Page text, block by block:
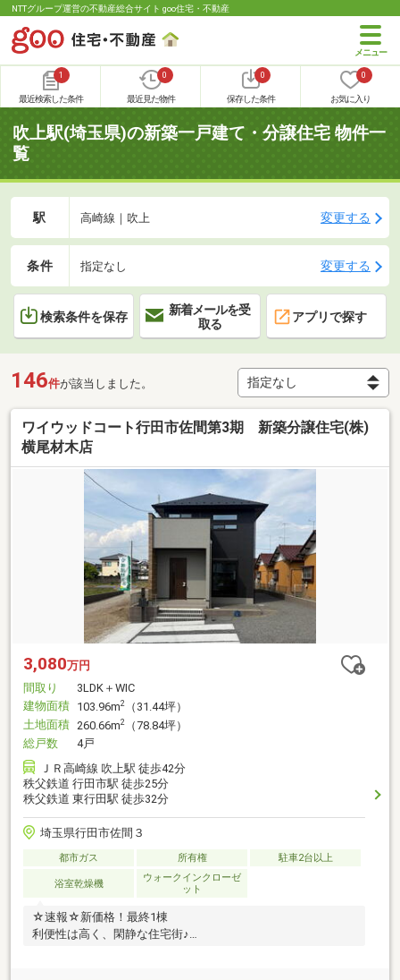
NTTグループ運営の不動産総合サイト goo住宅・不動産
1
最近検索した条件
0
最近見た物件
0
保存した条件
0
お気に入り
吹上駅(埼玉県)の新築一戸建て・分譲住宅 物件一
覧
駅 高崎線｜吹上 変更する
条件 指定なし 変更する
検索条件を保存
新着メールを受
取る
アプリで探す
146件が該当しました。
ワイウッドコート行田市佐間第3期 新築分譲住宅(株)
横尾材木店
3,080万円
間取り
3LDK＋WIC
建物面積 103.96m2
（31.44坪）
土地面積 260.66m2
（78.84坪）
総戸数
4戸
ＪＲ高崎線 吹上駅 徒歩42分
秩父鉄道 行田市駅 徒歩25分
秩父鉄道 東行田駅 徒歩32分
埼玉県行田市佐間３
都市ガス 所有権 駐車2台以上
浴室乾燥機
ウォークインクローゼ
ット
☆速報☆新価格！最終1棟
利便性は高く、閑静な住宅街♪